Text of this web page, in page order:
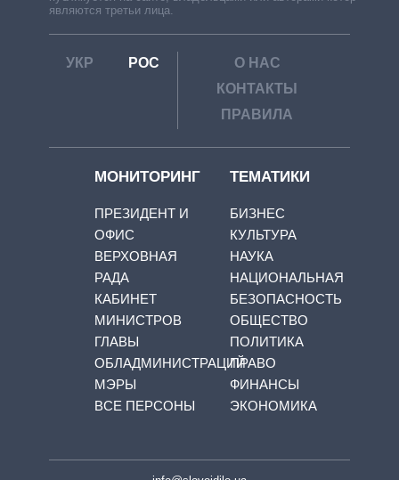
являются третьи лица.
УКР РОС
О НАС
КОНТАКТЫ
ПРАВИЛА
МОНИТОРИНГ
ПРЕЗИДЕНТ И
ОФИС
ВЕРХОВНАЯ
РАДА
КАБИНЕТ
МИНИСТРОВ
ГЛАВЫ
ОБЛАДМИНИСТРАЦИЙ
МЭРЫ
ВСЕ ПЕРСОНЫ
ТЕМАТИКИ
БИЗНЕС
КУЛЬТУРА
НАУКА
НАЦИОНАЛЬНАЯ
БЕЗОПАСНОСТЬ
ОБЩЕСТВО
ПОЛИТИКА
ПРАВО
ФИНАНСЫ
ЭКОНОМИКА